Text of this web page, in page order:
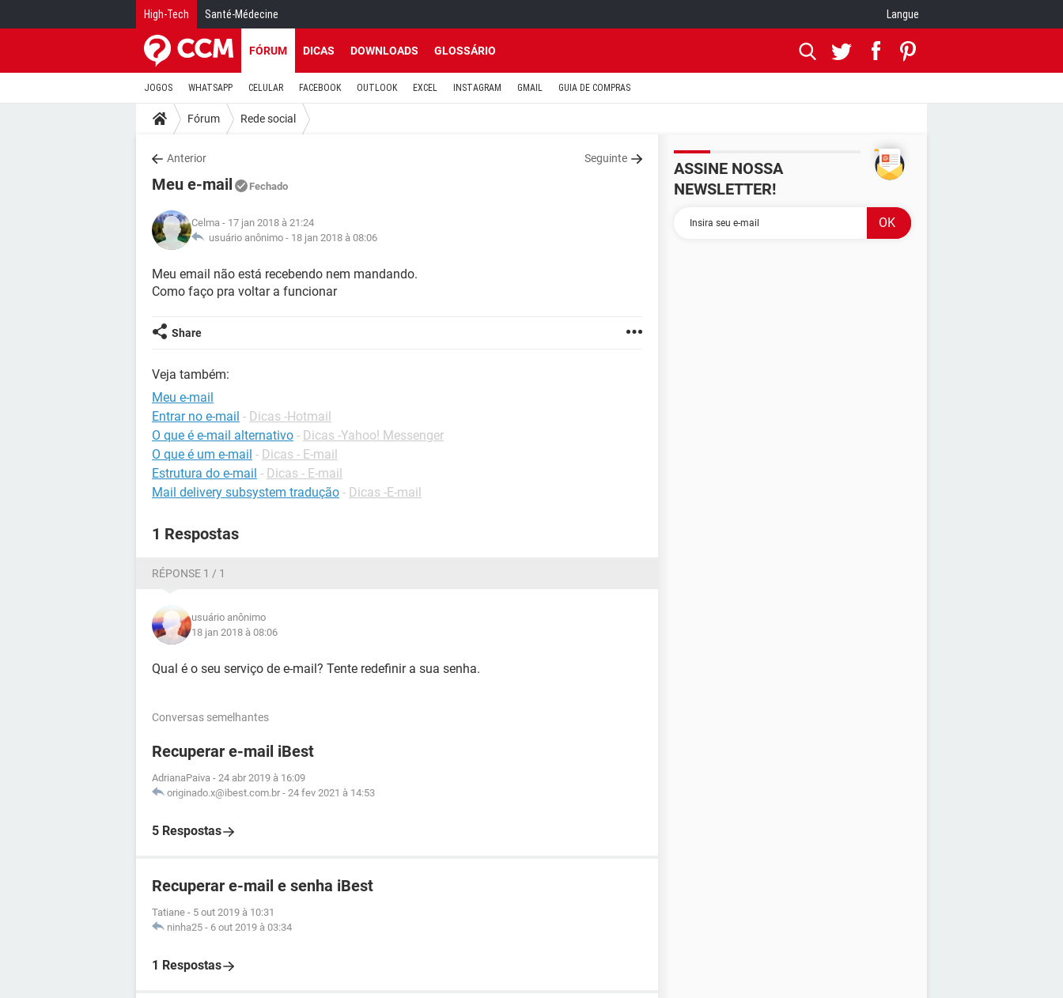
High-Tech Santé-Médecine Langue
FÓRUM DICAS DOWNLOADS GLOSSÁRIO
JOGOS WHATSAPP CELULAR FACEBOOK OUTLOOK EXCEL INSTAGRAM GMAIL GUIA DE COMPRAS
Fórum Rede social
Anterior Seguinte
Meu e-mail Fechado
Celma - 17 jan 2018 à 21:24
usuário anônimo - 18 jan 2018 à 08:06
Meu email não está recebendo nem mandando.
Como faço pra voltar a funcionar
Share
Veja também:
Meu e-mail
Entrar no e-mail - Dicas -Hotmail
O que é e-mail alternativo - Dicas -Yahoo! Messenger
O que é um e-mail - Dicas - E-mail
Estrutura do e-mail - Dicas - E-mail
Mail delivery subsystem tradução - Dicas -E-mail
1 Respostas
RÉPONSE 1 / 1
usuário anônimo
18 jan 2018 à 08:06
Qual é o seu serviço de e-mail? Tente redefinir a sua senha.
Conversas semelhantes
Recuperar e-mail iBest
AdrianaPaiva - 24 abr 2019 à 16:09
originado.x@ibest.com.br - 24 fev 2021 à 14:53
5 Respostas
Recuperar e-mail e senha iBest
Tatiane - 5 out 2019 à 10:31
ninha25 - 6 out 2019 à 03:34
1 Respostas
ASSINE NOSSA
NEWSLETTER!